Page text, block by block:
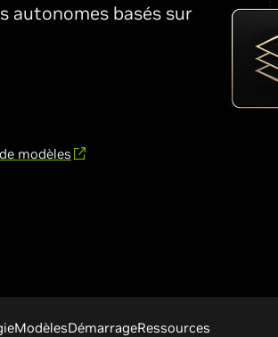
autonomes basés sur
modèles
ModèlesDémarrageRessources